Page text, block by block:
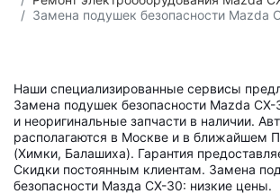
Замена подушек безопасности Mazda
Наши специализированные сервисы
Замена подушек безопасности Mazda
и неоригинальные запчасти в наличии.
располагаются в Москве и в ближайшем
(Химки, Балашиха). Гарантия
Скидки постоянным клиентам. Замена
безопасности Мазда СХ-30: низкие цены.